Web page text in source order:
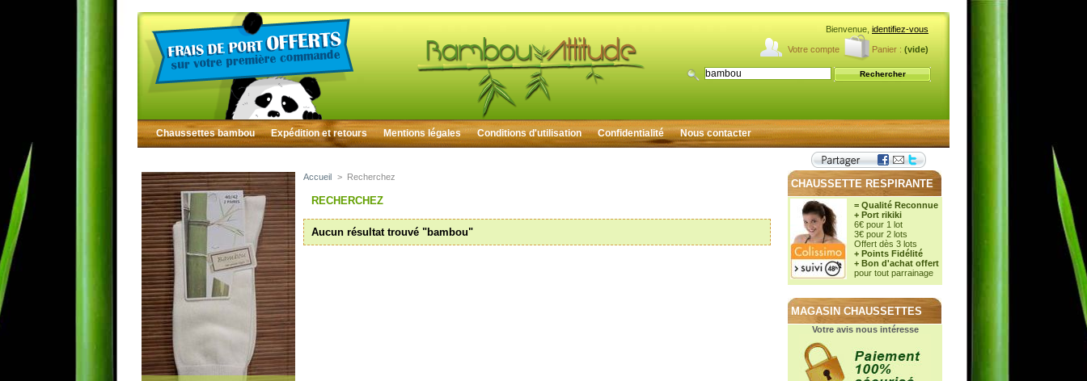
Bienvenue, identifiez-vous
Panier : (vide)
Votre compte
Chaussettes bambou Expédition et retours Mentions légales Conditions d'utilisation Confidentialité Nous contacter
Accueil > Recherchez
RECHERCHEZ
Aucun résultat trouvé "bambou"
CHAUSSETTE RESPIRANTE
= Qualité Reconnue
+ Port rikiki
6€ pour 1 lot
3€ pour 2 lots
Offert dès 3 lots
+ Points Fidélité
+ Bon d'achat offert
pour tout parrainage
MAGASIN CHAUSSETTES
Votre avis nous intéresse